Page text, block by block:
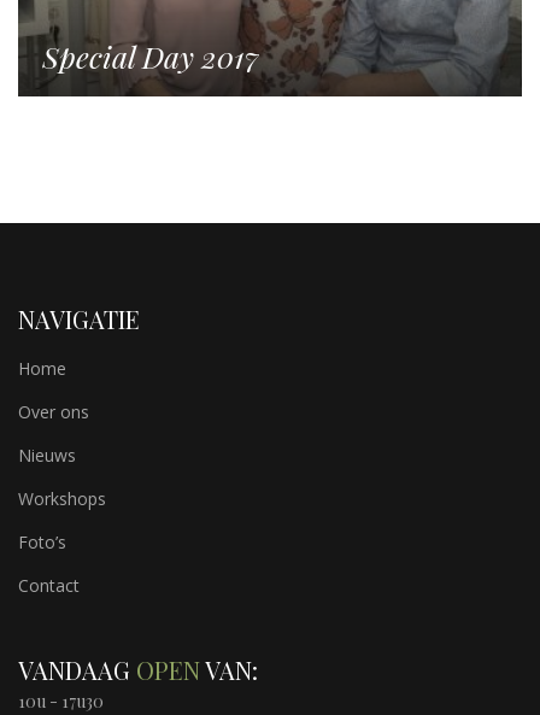
Special Day 2017
NAVIGATIE
Home
Over ons
Nieuws
Workshops
Foto’s
Contact
VANDAAG OPENVAN:
10u - 17u30